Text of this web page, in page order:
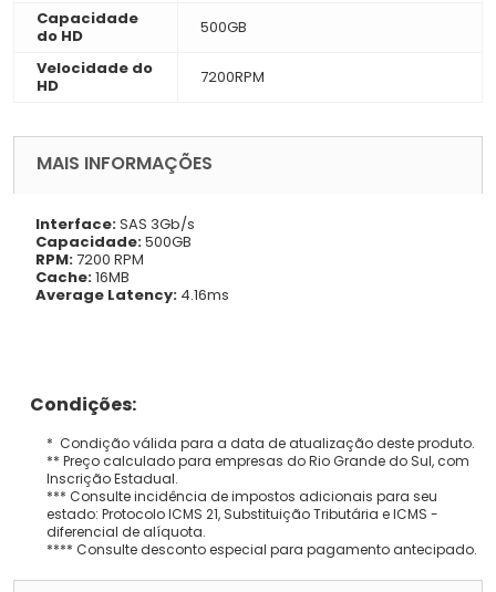
Capacidade
do HD
500GB
Velocidade do
HD
7200RPM
MAIS INFORMAÇÕES
Interface:SAS 3Gb/s
Capacidade:500GB
RPM:7200 RPM
Cache:16MB
Average Latency: 4.16ms
Condições:
* Condição válida para a data de atualização deste produto.
** Preço calculado para empresas do Rio Grande do Sul, com
Inscrição Estadual.
*** Consulte incidência de impostos adicionais para seu
estado: Protocolo ICMS 21, Substituição Tributária e ICMS -
diferencial de alíquota.
**** Consulte desconto especial para pagamento antecipado.